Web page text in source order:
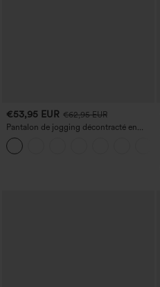
€53,95 EUR €62,95 EUR
Pantalon de jogging décontracté en
French terry à imprimé denim, taille mi-
haute, style jean, avec poches